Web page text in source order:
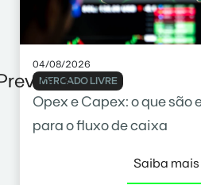
04/08/2026
MERCADO LIVRE
Opex e Capex: o que são
para o fluxo de caixa
Saiba mais